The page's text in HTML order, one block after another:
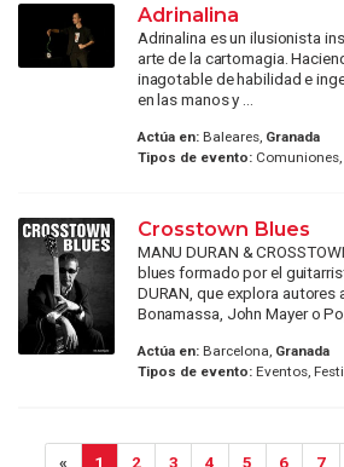
Adrinalina
Adrinalina es un ilusionista
arte de la cartomagia.
inagotable de habilidad e
en las manos y ...
Actúa en:Baleares, Granada
Tipos de evento:Comuniones,
Crosstown Blues
MANU DURAN &
blues formado por el
DURAN, que explora
Bonamassa, John Mayer o
Actúa en:Barcelona, Granada
Tipos de evento:Eventos,
« 1 2 3 4 5 6 7